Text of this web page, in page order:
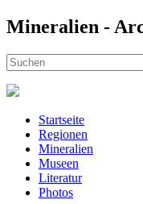
Mineralien -
Startseite
Regionen
Mineralien
Museen
Literatur
Photos